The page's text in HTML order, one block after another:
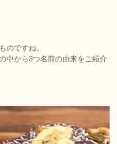
のですね。
中から3つ名前の由来をご紹介